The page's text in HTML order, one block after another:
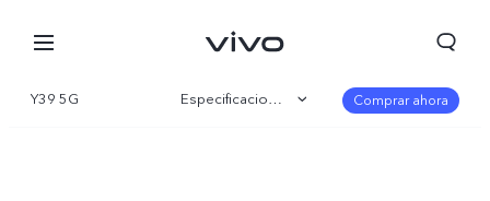
Y39 5G Especificaciones Comprar ahora